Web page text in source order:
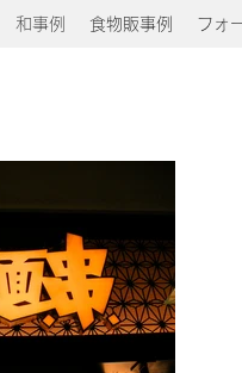
和事例 食物販事例 フォ